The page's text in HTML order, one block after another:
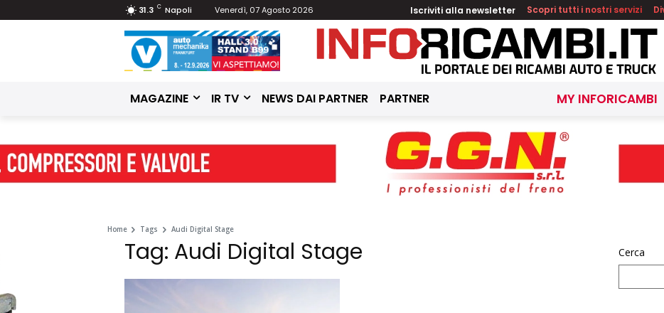
31.3 C Napoli Venerdì, 07 Agosto 2026 Iscriviti alla newsletter Scopri tutti i nostri servizi
MAGAZINE IR TV NEWS DAI PARTNER PARTNER MY INFORICAMBI
Home Tags Audi Digital Stage
Tag: Audi Digital Stage Cerca